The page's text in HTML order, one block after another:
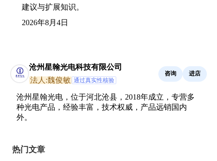
建议与扩展知识。
2026年8月4日
沧州星翰光电科技有限公司
法人:魏俊敏 通过真实性核验
咨询 进店
沧州星翰光电，位于河北沧县，2018年成立，专营多
种光电产品，经验丰富，技术权威，产品远销国内
外。
热门文章